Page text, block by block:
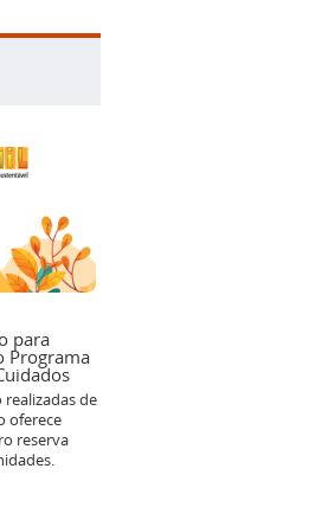
para
Programa
realizadas de
oferece
reserva